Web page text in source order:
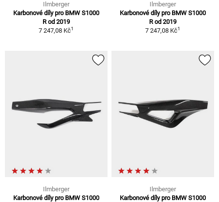
Ilmberger
Karbonové díly pro BMW S1000
R od 2019
7 247,08 Kč1
Ilmberger
Karbonové díly pro BMW S1000
R od 2019
7 247,08 Kč1
Ilmberger
Karbonové díly pro BMW S1000
Ilmberger
Karbonové díly pro BMW S1000